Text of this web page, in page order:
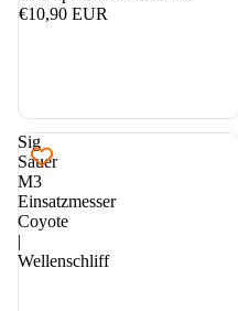
€10,90 EUR
Sig
Sauer
M3
Einsatzmesser
Coyote
|
Wellenschliff